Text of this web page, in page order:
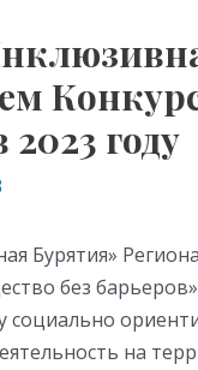
году
Бурятия»
без
социально
на